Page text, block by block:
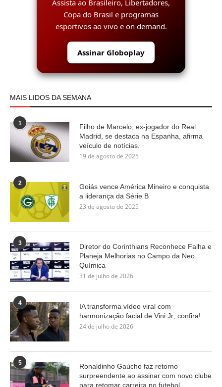
Assista ao Brasileiro, Libertadores,
Copa do Brasil e programas
esportivos ao vivo e on demand.
Assinar Globoplay
MAIS LIDOS DA SEMANA
1
Filho de Marcelo, ex-jogador do Real
Madrid, se destaca na Espanha, afirma
veículo de notícias.
19 de agosto de 2025
2
Goiás vence América Mineiro e conquista
a liderança da Série B
23 de agosto de 2025
3
Diretor do Corinthians Reconhece Falha e
Planeja Melhorias no Campo da Neo
Química
31 de julho de 2026
4
IA transforma vídeo viral com
harmonização facial de Vini Jr; confira!
24 de julho de 2026
5
Ronaldinho Gaúcho faz retorno
surpreendente ao assinar com novo clube
para retomar carreira no futebol